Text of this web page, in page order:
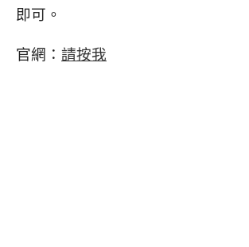
即可。
官網： 請按我